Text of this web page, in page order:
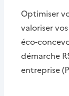
Optimiser
valoriser
éco-
démarche
entreprise